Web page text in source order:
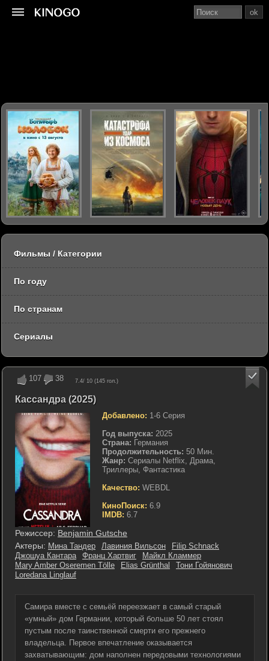
107 38 7.4/ 10 (145 гол.)
Кассандра (2025)
Добавлено: 1-6 Серия
Год выпуска: 2025
Страна: Германия
Продолжительность: 50 Мин.
Жанр: Сериалы Netflix, Драма,
Триллеры, Фантастика
Качество: WEBDL
КиноПоиск: 6.9
IMDB: 6.7
Режиссер: Benjamin Gutsche
Актеры: Мина Тандер Лавиния Вильсон
Filip Schnack
Джошуа Кантара
Франц Хартвиг
Майкл Кламмер
Mary Amber Oseremen Tölle
Elias Grünthal
Тони Гойянович
Loredana Linglauf
Самира вместе с семьёй переезжает в самый старый
«умный» дом Германии, который больше 50 лет стоял
пустым после таинственной смерти его прежнего
владельца. Первое впечатление оказывается
захватывающим: дом наполнен передовыми технологиями
ok
Фильмы / Категории
По году
По странам
Сериалы